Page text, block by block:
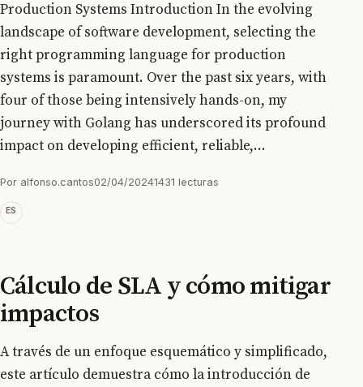
Production Systems Introduction In the evolving
landscape of software development, selecting the
right programming language for production
systems is paramount. Over the past six years, with
four of those being intensively hands-on, my
journey with Golang has underscored its profound
impact on developing efficient, reliable,...
Por alfonso.cantos02/04/20241431 lecturas
ES
Cálculo de SLA y cómo mitigar
impactos
A través de un enfoque esquemático y simplificado,
este artículo demuestra cómo la introducción de